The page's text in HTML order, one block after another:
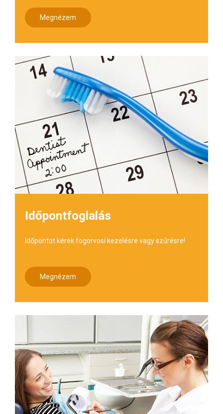
Megnézem
Időpontfoglalás
Időpontot kérek fogorvosi kezelésre vagy szűrésre!
Megnézem